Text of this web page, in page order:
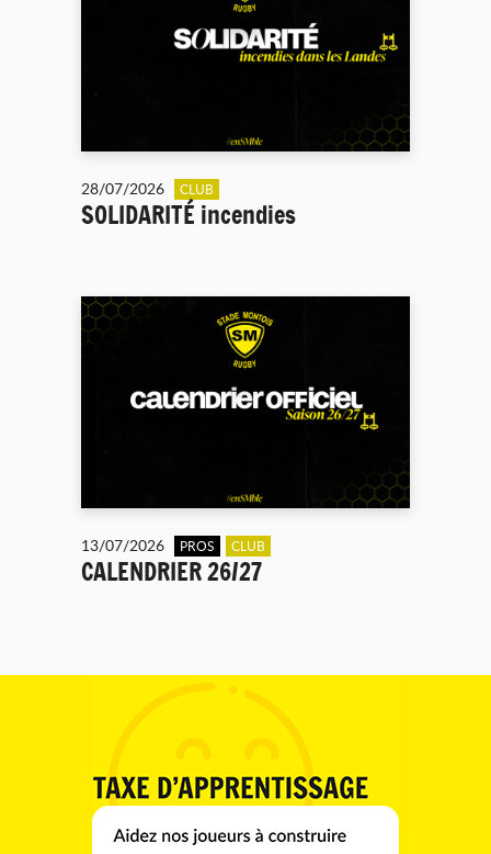
28/07/2026 CLUB
SOLIDARITÉ incendies
13/07/2026 PROS CLUB
CALENDRIER 26/27